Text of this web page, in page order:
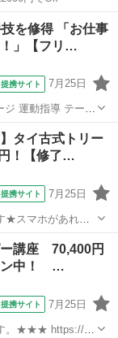
を修得 「お仕事
」【フリ…
提携サイト 7月25日
ジ 運動指導 テーピ
タイ古式トリー
！【修了…
提携サイト 7月25日
★スマホがあれば
になります。レッ
様は洋服を脱がず
ー講座 70,400円
ン中！ …
提携サイト 7月25日
。★★★ https://g-